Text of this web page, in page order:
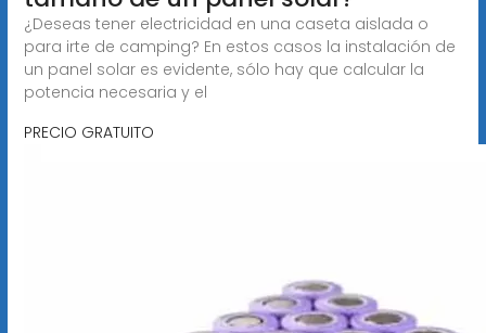
¿Deseas tener electricidad en una caseta aislada o
para irte de camping? En estos casos la instalación de
un panel solar es evidente, sólo hay que calcular la
potencia necesaria y el
PRECIO GRATUITO